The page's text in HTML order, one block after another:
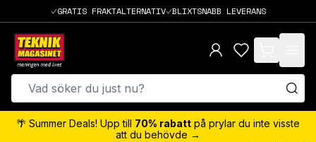
GRATIS FRAKTALTERNATIV BLIXTSNABB LEVERANS
items in cart,
🌴 Summer Deals! Upp till 70% rabatt på prylar du inte visste
att du behövde →